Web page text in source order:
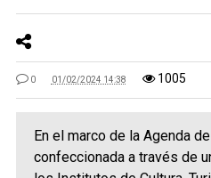
0 01/02/2024 14:38 1005
En el marco de la Agenda
confeccionada a través de